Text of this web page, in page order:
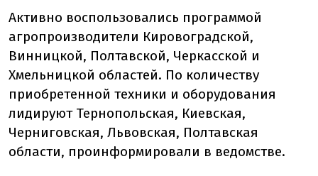
Активно воспользовались программой
агропроизводители Кировоградской,
Винницкой, Полтавской, Черкасской и
Хмельницкой областей. По количеству
приобретенной техники и оборудования
лидируют Тернопольская, Киевская,
Черниговская, Львовская, Полтавская
области, проинформировали в ведомстве.